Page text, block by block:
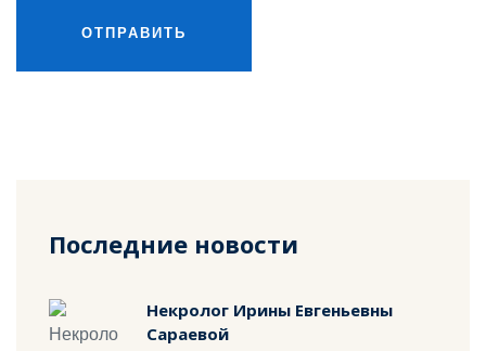
ОТПРАВИТЬ
Последние новости
Некролог Ирины Евгеньевны
Сараевой